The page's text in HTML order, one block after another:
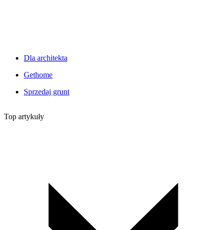
Dla architekta
Gethome
Sprzedaj grunt
Top artykuły